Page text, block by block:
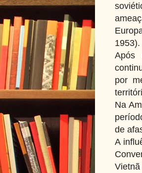
1953).
Após
por
Na
de
A